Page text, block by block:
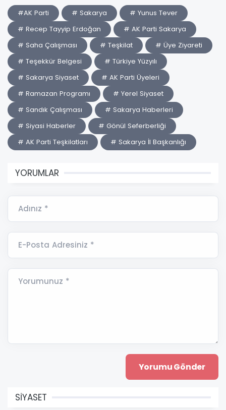
#AK Parti # Sakarya
# Yunus Tever
# Recep Tayyip Erdoğan
# AK Parti Sakarya
# Saha Çalışması
# Teşkilat
# Üye Ziyareti
# Teşekkür Belgesi
# Türkiye Yüzyılı
# Sakarya Siyaset
# AK Parti Üyeleri
# Ramazan Programı
# Yerel Siyaset
# Sandık Çalışması
# Sakarya Haberleri
# Siyasi Haberler
# Gönül Seferberliği
# AK Parti Teşkilatları
# Sakarya İl Başkanlığı
YORUMLAR
Adınız *
E-Posta Adresiniz *
Yorumunuz *
SİYASET